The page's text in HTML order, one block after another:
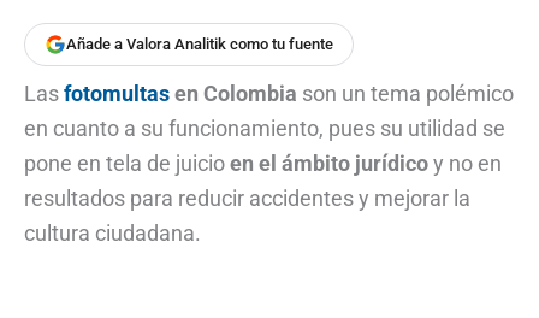
Añade a Valora Analitik como tu fuente
Lasfotomultasen Colombia son un tema polémico
en cuanto a su funcionamiento, pues su utilidad se
pone en tela de juicioen el ámbito jurídicoy no en
resultados para reducir accidentes y mejorar la
cultura ciudadana.